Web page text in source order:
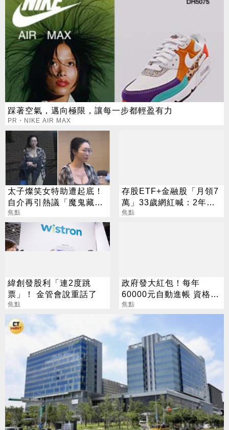
踩著空氣，邁向極限，讓每一步都輕盈有力
PR・NIKE AIR MAX
太子燦笑女特助遭起底！
自介再引熱議「魔鬼藏在
細節裡」
焦點
存股ETF+金融股「月領7
萬」33歲網紅喊：2年內
要退休
焦點
緯創發股利「連2度跳
票」！ 金管會說重話了
焦點
政府發大紅包！每年
60000元自動進帳 資格一
次看
焦點